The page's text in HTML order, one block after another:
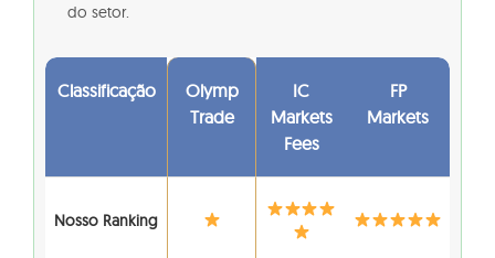
do setor.
Classificação
Olymp
Trade
IC
Markets
Fees
FP
Markets
Nosso Ranking